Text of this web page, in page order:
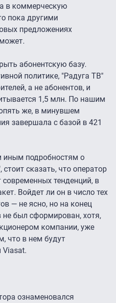
в коммерческую
пока другими
предложениях
абонентскую базу.
политике, "Радуга ТВ"
а не абонентов, и
1,5 млн. По нашим
же, в минувшем
завершала с базой в 421
иным подробностям о
сказать, что оператор
современных тенденций, в
Войдет ли он в число тех
— не ясно, но на конец
не был сформирован, хотя,
компании, уже
что в нем будут
Viasat.
ознаменовался